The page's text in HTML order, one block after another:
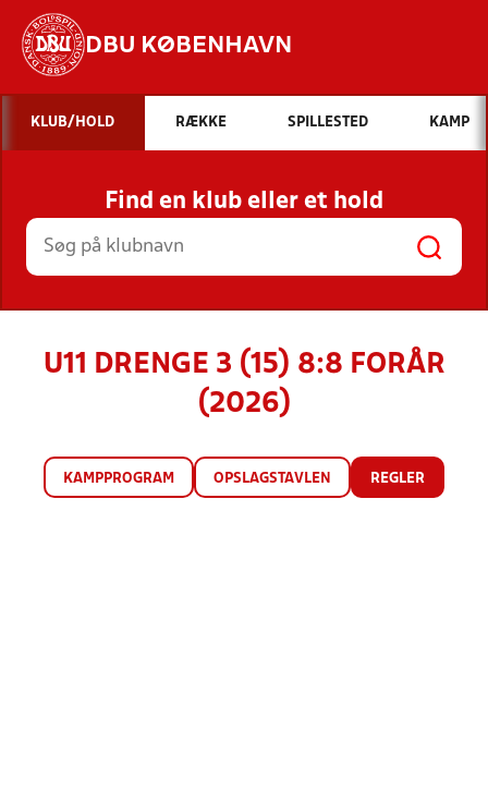
DBU KØBENHAVN
Hvad vil du søge efter?
INDHOLD OG NYHEDER
STILLINGER, RESULTATER, KLUBBER OG
HOLD
KLUB/HOLD RÆKKE SPILLESTED KAMP
Find en klub eller et hold
U11 DRENGE 3 (15) 8:8 FORÅR
(2026)
KAMPPROGRAM OPSLAGSTAVLEN REGLER